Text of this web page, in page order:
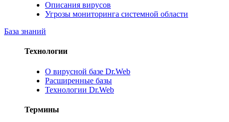
Описания вирусов
Угрозы мониторинга системной области
База знаний
Технологии
О вирусной базе Dr.Web
Расширенные базы
Технологии Dr.Web
Термины